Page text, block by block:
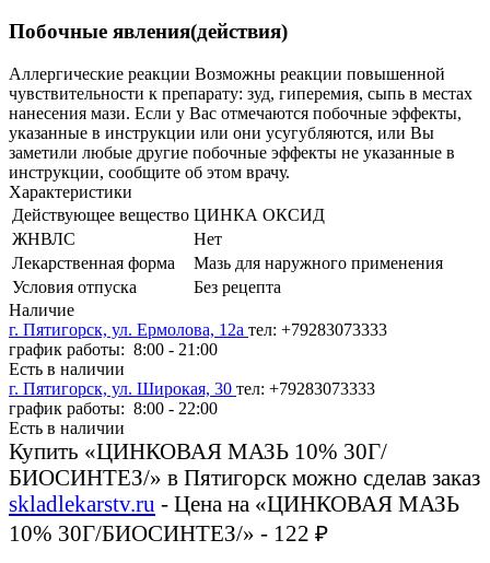
Побочные явления(действия)
Аллергические реакции Возможны реакции повышенной
чувствительности к препарату: зуд, гиперемия, сыпь в местах
нанесения мази. Если у Вас отмечаются побочные эффекты,
указанные в инструкции или они усугубляются, или Вы
заметили любые другие побочные эффекты не указанные в
инструкции, сообщите об этом врачу.
Характеристики
Действующее вещество ЦИНКА ОКСИД
ЖНВЛС
Нет
Лекарственная форма
Мазь для наружного применения
Условия отпуска
Без рецепта
Наличие
г. Пятигорск, ул. Ермолова, 12а тел: +79283073333
график работы: 8:00 - 21:00
Есть в наличии
г. Пятигорск, ул. Широкая, 30 тел: +79283073333
график работы: 8:00 - 22:00
Есть в наличии
Купить «ЦИНКОВАЯ МАЗЬ 10% 30Г/
БИОСИНТЕЗ/» в Пятигорск можно сделав заказ
skladlekarstv.ru - Цена на «ЦИНКОВАЯ МАЗЬ
10% 30Г/БИОСИНТЕЗ/» - 122 ₽